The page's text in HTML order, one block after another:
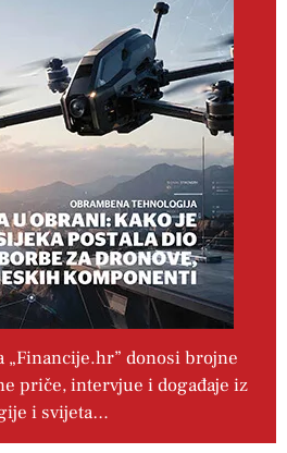
„Financije.hr” donosi brojne
priče, intervjue i događaje iz
i svijeta…